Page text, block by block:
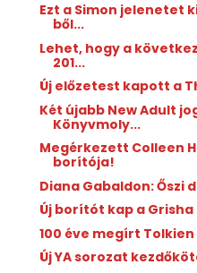
Ezt a Simon jelenetet
ből...
Lehet, hogy a
201...
Új előzetest kapott a
Két újabb New Adult
Könyvmoly...
Megérkezett Colleen
borítója!
Diana Gabaldon: Őszi
Új borítót kap a
100 éve megírt
Új YA sorozat